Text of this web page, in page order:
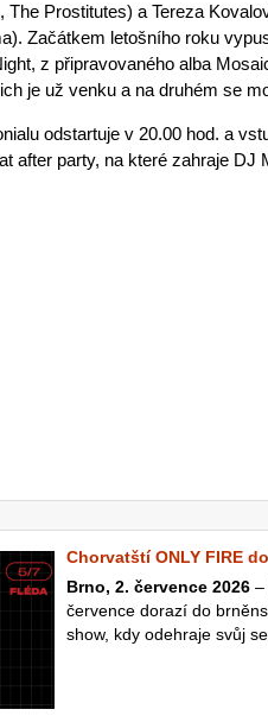
The Prostitutes) a Tereza
Začátkem letošního roku
z připravovaného alba
je už venku a na druhém se
odstartuje v 20.00 hod. a
after party, na které zahraje DJ
Chorvatští ONLY FIRE
Brno, 2. července 2026 –
července dorazí do
show, kdy odehraje svůj